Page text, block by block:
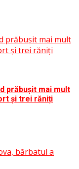
prăbușit mai mult
și trei răniți
prăbușit mai mult
și trei răniți
bărbatul a